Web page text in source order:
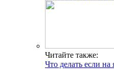
Читайте также:
Что делать если